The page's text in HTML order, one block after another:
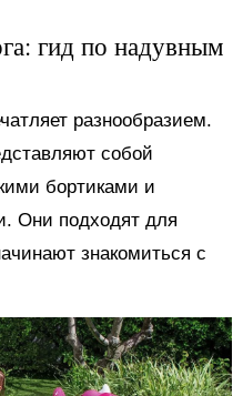
гид по надувным
разнообразием.
собой
бортиками и
Они подходят для
знакомиться с